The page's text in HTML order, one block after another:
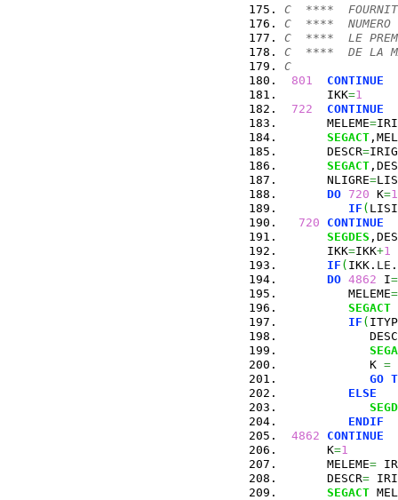
C  ****  FOURNIT
C  ****  NUMERO
C  ****  LE
C  ****  DE LA
C
801
CONTINUE
      IKK
=1
722
CONTINUE
      MELEME
=
SEGACT
      DESCR
=
SEGACT
      NLIGRE
=
DO 720 K=1
IF (
720
CONTINUE
SEGDES
      IKK
=IKK+1
IF ( IKK. LE .
DO 4862 I=
         MELEME
=
SEGACT
IF (
            K
=
GO
ELSE
ENDIF
4862
CONTINUE
      K
=1
      MELEME
=
      DESCR
=
SEGACT